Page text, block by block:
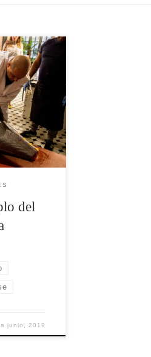
ronqueo
es del
del
al
atún
del
entre
del
junio, 2019